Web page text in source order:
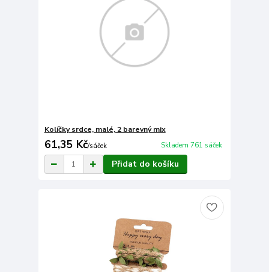
Kolíčky srdce, malé, 2 barevný mix
61,35 Kč/sáček Skladem 761 sáček
Přidat do košíku